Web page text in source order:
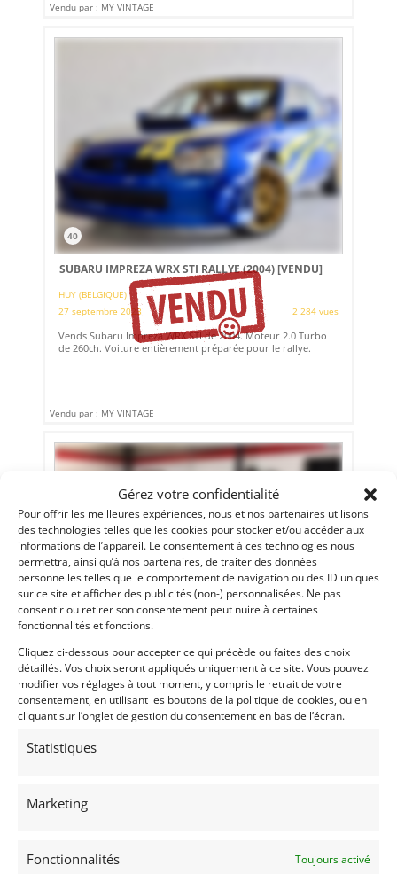
Gérez votre confidentialité
Pour offrir les meilleures expériences, nous et nos partenaires utilisons
des technologies telles que les cookies pour stocker et/ou accéder aux
informations de l’appareil. Le consentement à ces technologies nous
permettra, ainsi qu’à nos partenaires, de traiter des données
personnelles telles que le comportement de navigation ou des ID uniques
sur ce site et afficher des publicités (non-) personnalisées. Ne pas
consentir ou retirer son consentement peut nuire à certaines
fonctionnalités et fonctions.
Cliquez ci-dessous pour accepter ce qui précède ou faites des choix
détaillés. Vos choix seront appliqués uniquement à ce site. Vous pouvez
modifier vos réglages à tout moment, y compris le retrait de votre
consentement, en utilisant les boutons de la politique de cookies, ou en
cliquant sur l’onglet de gestion du consentement en bas de l’écran.
Statistiques
Marketing
Fonctionnalités Toujours activé
Vendu par : MY VINTAGE
40
SUBARU IMPREZA WRX STI RALLYE (2004)[VENDU]
HUY (BELGIQUE)
27 septembre 2023
2 284 vues
Vends Subaru Impreza WRX STI de 2004. Moteur 2.0 Turbo
de 260ch. Voiture entièrement préparée pour le rallye.
Vendu par : MY VINTAGE
SUBARU LEGACY VHC FULL GRA SUR DEMANDE
(1990)[VENDU]
MONTAUROUX (FRANCE)
Subaru Legacy GRA VHC totalement neuves sur commande.